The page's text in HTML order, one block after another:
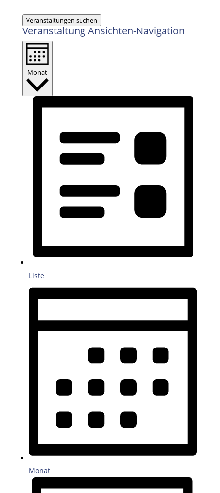
Veranstaltungen suchen
Veranstaltung Ansichten-Navigation
Monat
Liste
Monat